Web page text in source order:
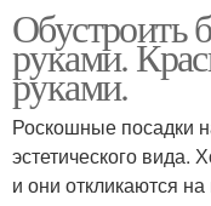
Обустроить
руками.
руками.
Роскошные посадки
эстетического
и они откликаются